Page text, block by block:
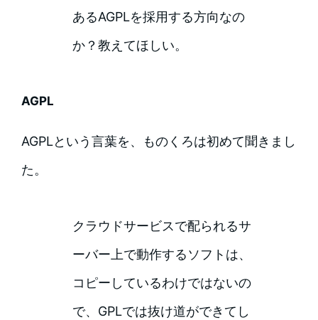
あるAGPLを採用する方向なの
か？教えてほしい。
AGPL
AGPLという言葉を、ものくろは初めて聞きまし
た。
クラウドサービスで配られるサ
ーバー上で動作するソフトは、
コピーしているわけではないの
で、GPLでは抜け道ができてし